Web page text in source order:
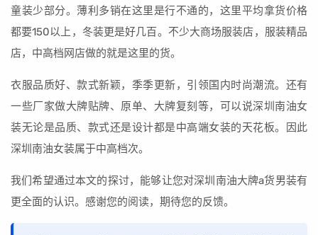
童装少部分。薄利多销在这里是行不通的，这里平均拿货价格
都要150以上，冬装更是好几百。不少大商场服装店，服装精品
店，中高档网店做的就是这里的货。
衣服品质好、款式新颖，季季更新，引领国内时尚潮流。还有
一些厂家做大牌贴牌、原单、大牌复刻等，可以说深圳南油女
装无论是品质、款式还是设计都是中高端女装的天花板。因此
深圳南油女装属于中高档次。
我们希望通过本文的探讨，能够让您对深圳南油大牌a货男装有
更全面的认识。感谢您的阅读，期待您的反馈。